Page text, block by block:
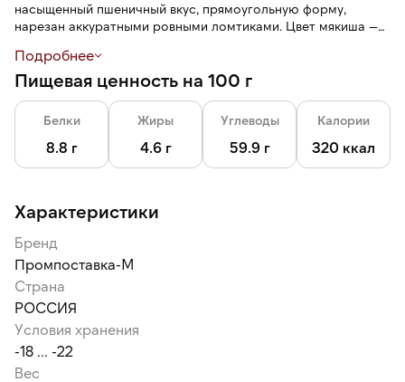
насыщенный пшеничный вкус, прямоугольную форму,
нарезан аккуратными ровными ломтиками. Цвет мякиша —
поджаривании в тостере или на сковороде хлеб
приобретает равномерную хрустящую корочку снаружи,
оставаясь мягким и нежным внутри.
Подробнее
Пищевая ценность на 100 г
Белки
8.8 г
Жиры
4.6 г
Углеводы
59.9 г
Калории
320 ккал
Характеристики
Бренд
Промпоставка-М
Страна
РОССИЯ
Условия хранения
-18 ... -22
Вес